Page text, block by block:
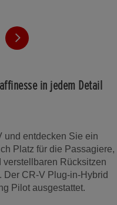
in jedem Detail
und entdecken Sie ein
Platz für die Passagiere,
Rücksitzen
Der CR-V Plug-in-Hybrid
Pilot ausgestattet.